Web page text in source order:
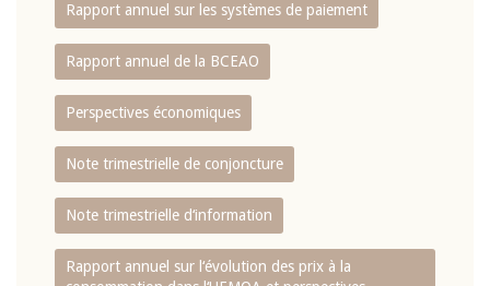
Rapport annuel sur les systèmes de paiement
Rapport annuel de la BCEAO
Perspectives économiques
Note trimestrielle de conjoncture
Note trimestrielle d‘information
Rapport annuel sur l‘évolution des prix à la